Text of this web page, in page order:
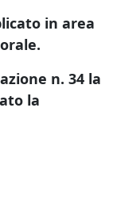
in area
n. 34 la
la